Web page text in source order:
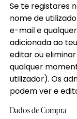
Se te registares
nome de
e-mail e
adicionada ao
editar ou
qualquer
utilizador). Os
podem ver e
Dados de Compra